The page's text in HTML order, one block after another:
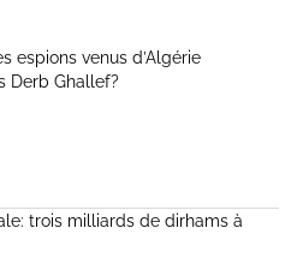
espions venus d’Algérie
Derb Ghallef?
trois milliards de dirhams à